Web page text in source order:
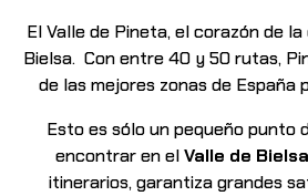
El Valle de Pineta, el corazón de
Bielsa. Con entre 40 y 50 rutas,
de las mejores zonas de España
Esto es sólo un pequeño punto
encontrar en elValle de Bielsa
itinerarios, garantiza grandes